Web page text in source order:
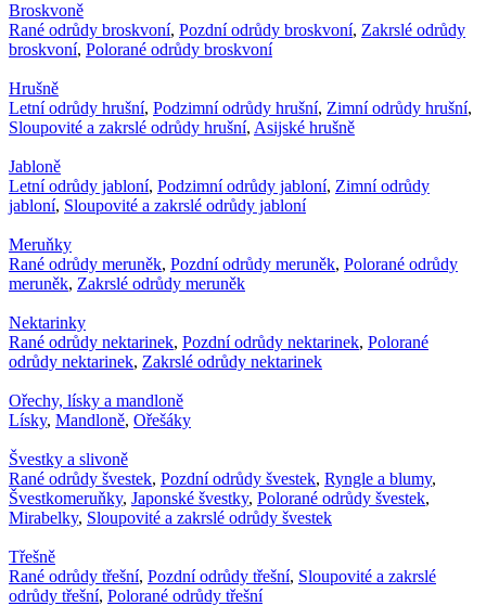
Broskvoně
Rané odrůdy broskvoní, Pozdní odrůdy broskvoní, Zakrslé odrůdy
broskvoní, Polorané odrůdy broskvoní
Hrušně
Letní odrůdy hrušní, Podzimní odrůdy hrušní, Zimní odrůdy hrušní,
Sloupovité a zakrslé odrůdy hrušní, Asijské hrušně
Jabloně
Letní odrůdy jabloní, Podzimní odrůdy jabloní, Zimní odrůdy
jabloní, Sloupovité a zakrslé odrůdy jabloní
Meruňky
Rané odrůdy meruněk, Pozdní odrůdy meruněk, Polorané odrůdy
meruněk, Zakrslé odrůdy meruněk
Nektarinky
Rané odrůdy nektarinek, Pozdní odrůdy nektarinek, Polorané
odrůdy nektarinek, Zakrslé odrůdy nektarinek
Ořechy, lísky a mandloně
Lísky, Mandloně, Ořešáky
Švestky a slivoně
Rané odrůdy švestek, Pozdní odrůdy švestek, Ryngle a blumy,
Švestkomeruňky, Japonské švestky, Polorané odrůdy švestek,
Mirabelky, Sloupovité a zakrslé odrůdy švestek
Třešně
Rané odrůdy třešní, Pozdní odrůdy třešní, Sloupovité a zakrslé
odrůdy třešní, Polorané odrůdy třešní